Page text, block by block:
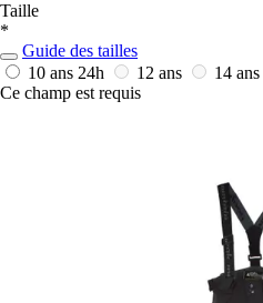
Taille
*
Guide des tailles
10 ans 24h 12 ans 14 ans
Ce champ est requis